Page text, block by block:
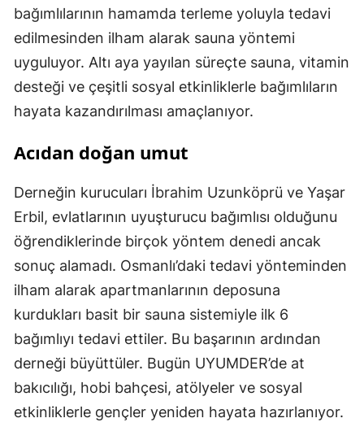
bağımlılarının hamamda terleme yoluyla tedavi
edilmesinden ilham alarak sauna yöntemi
uyguluyor. Altı aya yayılan süreçte sauna, vitamin
desteği ve çeşitli sosyal etkinliklerle bağımlıların
hayata kazandırılması amaçlanıyor.
Acıdan doğan umut
Derneğin kurucuları İbrahim Uzunköprü ve Yaşar
Erbil, evlatlarının uyuşturucu bağımlısı olduğunu
öğrendiklerinde birçok yöntem denedi ancak
sonuç alamadı. Osmanlı’daki tedavi yönteminden
ilham alarak apartmanlarının deposuna
kurdukları basit bir sauna sistemiyle ilk 6
bağımlıyı tedavi ettiler. Bu başarının ardından
derneği büyüttüler. Bugün UYUMDER’de at
bakıcılığı, hobi bahçesi, atölyeler ve sosyal
etkinliklerle gençler yeniden hayata hazırlanıyor.